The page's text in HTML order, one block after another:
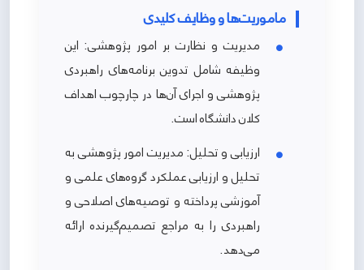
ماموریت‌ها و وظایف کلیدی
مدیریت و نظارت بر امور پژوهشی: این
وظیفه شامل تدوین برنامه‌های راهبردی
پژوهشی و اجرای آن‌ها در چارچوب اهداف
کلان دانشگاه است.
ارزیابی و تحلیل: مدیریت امور پژوهشی به
تحلیل و ارزیابی عملکرد گروه‌های علمی و
آموزشی پرداخته و توصیه‌های اصلاحی و
راهبردی را به مراجع تصمیم‌گیرنده ارائه
می‌دهد.